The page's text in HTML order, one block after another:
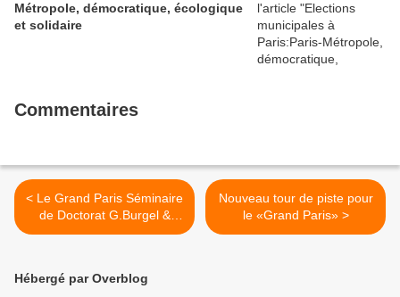
Métropole, démocratique, écologique
et solidaire
Commentaires
< Le Grand Paris Séminaire
de Doctorat G.Burgel &
M.Cantal-Dupart
Nouveau tour de piste pour
le «Grand Paris» >
Hébergé par Overblog